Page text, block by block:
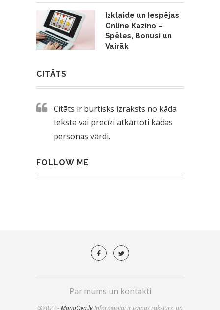
Izklaide un Iespējas
Online Kazino –
Spēles, Bonusi un
Vairāk
CITĀTS
Citāts ir burtisks izraksts no kāda
teksta vai precīzi atkārtoti kādas
personas vārdi.
FOLLOW ME
Par mums un kontakti
@2023 - ManaOga.lvInformācijai ir izziņas raksturs, un